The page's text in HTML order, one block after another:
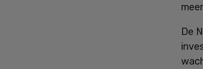
De